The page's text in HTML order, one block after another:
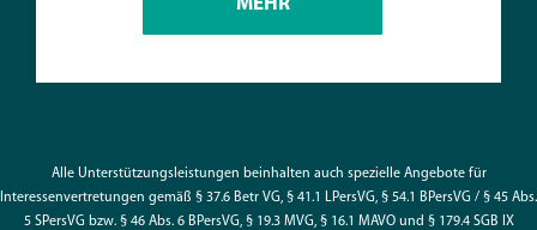
Alle Unterstützungsleistungen beinhalten auch spezielle Angebote für
Interessenvertretungen gemäß § 37.6 Betr VG, § 41.1 LPersVG, § 54.1 BPersVG / § 45 Abs.
5 SPersVG bzw. § 46 Abs. 6 BPersVG, § 19.3 MVG, § 16.1 MAVO und § 179.4 SGB IX